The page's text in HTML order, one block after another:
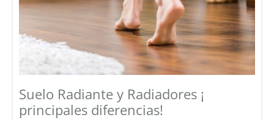
,
o
rampas?
Suelo Radiante y Radiadores ¡
principales diferencias!